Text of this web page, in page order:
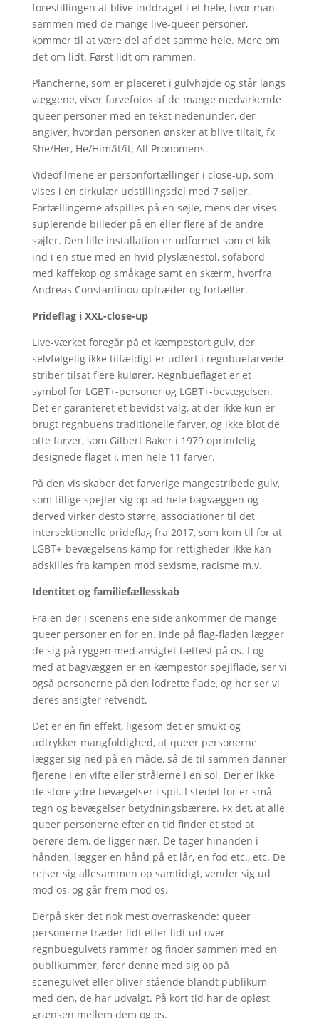
forestillingen at blive inddraget i et hele, hvor man
sammen med de mange live-queer personer,
kommer til at være del af det samme hele. Mere om
det om lidt. Først lidt om rammen.
Plancherne, som er placeret i gulvhøjde og står langs
væggene, viser farvefotos af de mange medvirkende
queer personer med en tekst nedenunder, der
angiver, hvordan personen ønsker at blive tiltalt, fx
She/Her, He/Him/it/it, All Pronomens.
Videofilmene er personfortællinger i close-up, som
vises i en cirkulær udstillingsdel med 7 søljer.
Fortællingerne afspilles på en søjle, mens der vises
suplerende billeder på en eller flere af de andre
søjler. Den lille installation er udformet som et kik
ind i en stue med en hvid plyslænestol, sofabord
med kaffekop og småkage samt en skærm, hvorfra
Andreas Constantinou optræder og fortæller.
Prideflag i XXL-close-up
Live-værket foregår på et kæmpestort gulv, der
selvfølgelig ikke tilfældigt er udført i regnbuefarvede
striber tilsat flere kulører. Regnbueflaget er et
symbol for LGBT+-personer og LGBT+-bevægelsen.
Det er garanteret et bevidst valg, at der ikke kun er
brugt regnbuens traditionelle farver, og ikke blot de
otte farver, som Gilbert Baker i 1979 oprindelig
designede flaget i, men hele 11 farver.
På den vis skaber det farverige mangestribede gulv,
som tillige spejler sig op ad hele bagvæggen og
derved virker desto større, associationer til det
intersektionelle prideflag fra 2017, som kom til for at
LGBT+-bevægelsens kamp for rettigheder ikke kan
adskilles fra kampen mod sexisme, racisme m.v.
Identitet og familiefællesskab
Fra en dør i scenens ene side ankommer de mange
queer personer en for en. Inde på flag-fladen lægger
de sig på ryggen med ansigtet tættest på os. I og
med at bagvæggen er en kæmpestor spejlflade, ser vi
også personerne på den lodrette flade, og her ser vi
deres ansigter retvendt.
Det er en fin effekt, ligesom det er smukt og
udtrykker mangfoldighed, at queer personerne
lægger sig ned på en måde, så de til sammen danner
fjerene i en vifte eller strålerne i en sol. Der er ikke
de store ydre bevægelser i spil. I stedet for er små
tegn og bevægelser betydningsbærere. Fx det, at alle
queer personerne efter en tid finder et sted at
berøre dem, de ligger nær. De tager hinanden i
hånden, lægger en hånd på et lår, en fod etc., etc. De
rejser sig allesammen op samtidigt, vender sig ud
mod os, og går frem mod os.
Derpå sker det nok mest overraskende: queer
personerne træder lidt efter lidt ud over
regnbuegulvets rammer og finder sammen med en
publikummer, fører denne med sig op på
scenegulvet eller bliver stående blandt publikum
med den, de har udvalgt. På kort tid har de opløst
grænsen mellem dem og os.